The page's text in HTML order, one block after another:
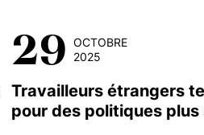
29 OCTOBRE
2025
Travailleurs étrangers
pour des politiques